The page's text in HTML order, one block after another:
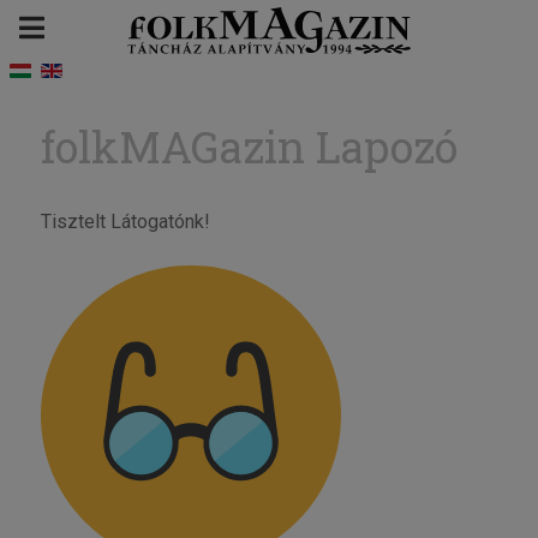
folkMAGazin Lapozó
Tisztelt Látogatónk!